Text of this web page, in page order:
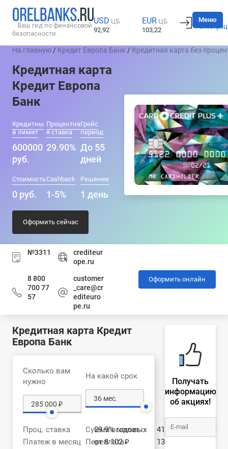
Ваш гид по финансовой
безопасности
USD ЦБ
92,92
EUR ЦБ
103,22
Вход
Меню
На главную / Кредит Европа Банк / Кредитная карта без
Кредитная карта
Кредит Европа
Банк
Кредитны
й лимит
600000
руб.
Процентна
я ставка
29.90%
Грейс
период
До 55
дней
Стоимость
0 руб.
Cashback
1-5%
Решение
1 день
Оформить сейчас
№3311
crediteur
ope.ru
8 800
700 77
57
customer
_care@cr
editeuro
pe.ru
Оформить онлайн
Кредитная карта Кредит
Европа Банк
Сколько вам
нужно
На какой срок
Проц. ставка
29.9% годовых
Платеж в месяц
от 8 102 ₽
Сумма выплат
416 367 ₽
Переплата
131 367 ₽
Получать
информацию
об акциях!